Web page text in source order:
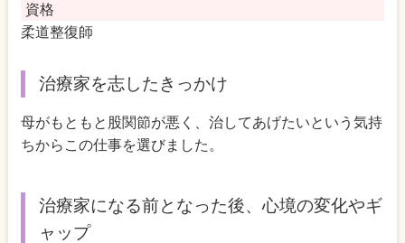
資格
柔道整復師
治療家を志したきっかけ
母がもともと股関節が悪く、治してあげたいという気持
ちからこの仕事を選びました。
治療家になる前となった後、心境の変化やギ
ャップ